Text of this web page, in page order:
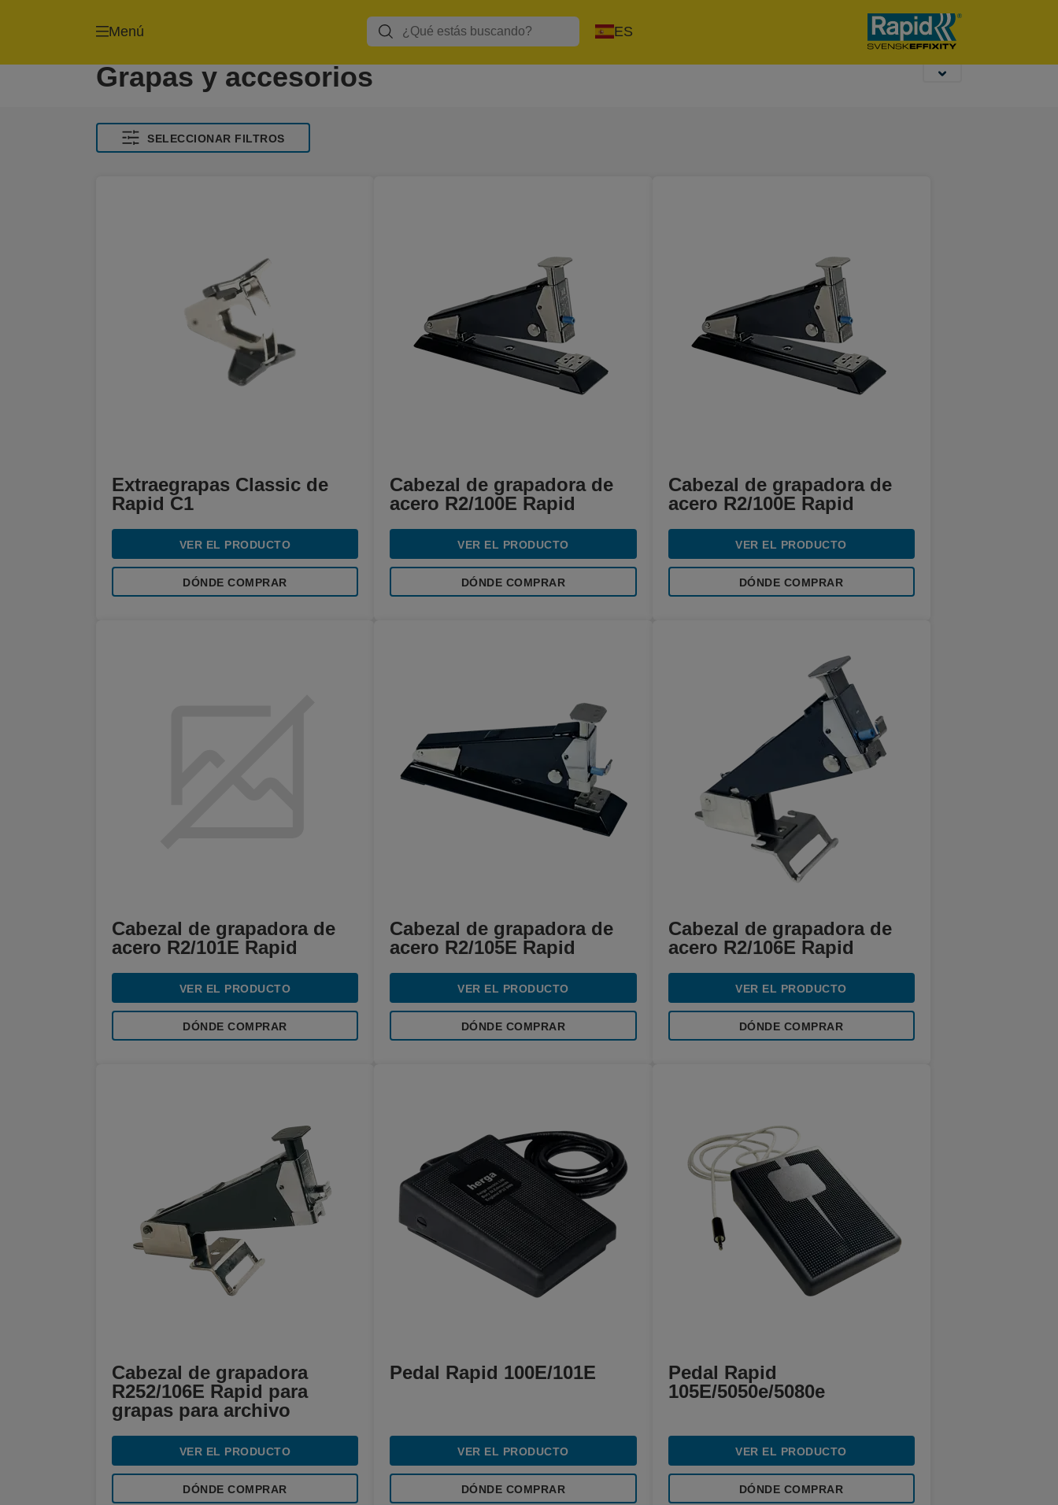
Menú ES
taladros de
sobremesa Rapid
Grapas y accesorios
SELECCIONAR FILTROS
Extraegrapas Classic de
Rapid C1
VER EL PRODUCTO
DÓNDE COMPRAR
Cabezal de grapadora de
acero R2/100E Rapid
VER EL PRODUCTO
DÓNDE COMPRAR
Cabezal de grapadora de
acero R2/100E Rapid
VER EL PRODUCTO
DÓNDE COMPRAR
Cabezal de grapadora de
acero R2/101E Rapid
VER EL PRODUCTO
DÓNDE COMPRAR
Cabezal de grapadora de
acero R2/105E Rapid
VER EL PRODUCTO
DÓNDE COMPRAR
Cabezal de grapadora de
acero R2/106E Rapid
VER EL PRODUCTO
DÓNDE COMPRAR
Cabezal de grapadora
R252/106E Rapid para
grapas para archivo
VER EL PRODUCTO
DÓNDE COMPRAR
Pedal Rapid 100E/101E
VER EL PRODUCTO
DÓNDE COMPRAR
Pedal Rapid
105E/5050e/5080e
VER EL PRODUCTO
DÓNDE COMPRAR